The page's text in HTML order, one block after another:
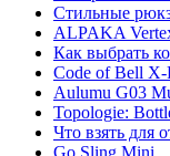
Стильные
ALPAKA
Как выбрать
Code of Bell X-
Aulumu G03
Topologie:
Что взять для